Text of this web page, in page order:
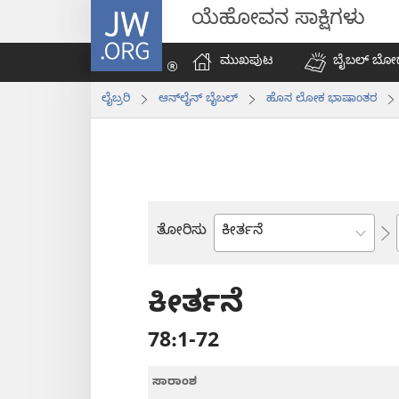
JW.ORG ಯೆಹೋವನ ಸಾಕ್ಷಿಗಳು
ಮುಖಪುಟ ಬೈಬಲ್‌
ಲೈಬ್ರರಿ ಆನ್‌ಲೈನ್‌ ಬೈಬಲ್‌ ಹೊಸ ಲೋಕ ಭಾಷಾಂತರ
ತೋರಿಸು
ಬೈಬಲ್
ಕೀರ್ತನೆ
78:1-72
ಸಾರಾಂಶ